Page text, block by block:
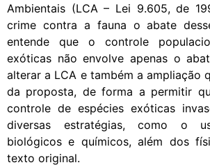
Ambientais (LCA – Lei 9.605, de
crime contra a fauna o abate
entende que o controle
exóticas não envolve apenas o
alterar a LCA e também a ampliação
da proposta, de forma a permitir
controle de espécies exóticas
diversas estratégias, como o
biológicos e químicos, além dos
texto original.